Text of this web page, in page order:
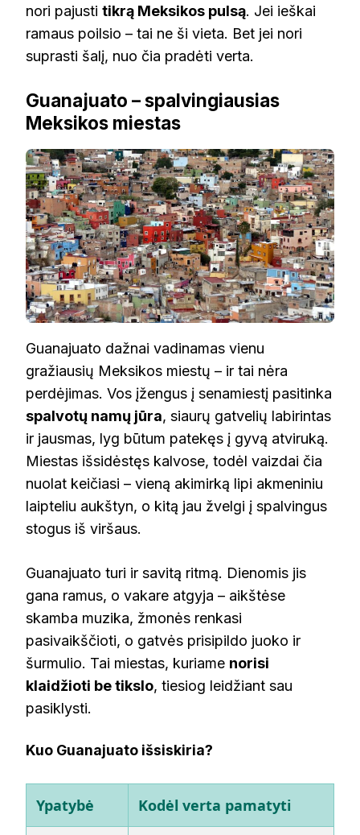
nori pajusti tikrą Meksikos pulsą. Jei ieškai
ramaus poilsio – tai ne ši vieta. Bet jei nori
suprasti šalį, nuo čia pradėti verta.
Guanajuato – spalvingiausias
Meksikos miestas
Guanajuato dažnai vadinamas vienu
gražiausių Meksikos miestų – ir tai nėra
perdėjimas. Vos įžengus į senamiestį pasitinka
spalvotų namų jūra, siaurų gatvelių labirintas
ir jausmas, lyg būtum patekęs į gyvą atviruką.
Miestas išsidėstęs kalvose, todėl vaizdai čia
nuolat keičiasi – vieną akimirką lipi akmeniniu
laipteliu aukštyn, o kitą jau žvelgi į spalvingus
stogus iš viršaus.
Guanajuato turi ir savitą ritmą. Dienomis jis
gana ramus, o vakare atgyja – aikštėse
skamba muzika, žmonės renkasi
pasivaikščioti, o gatvės prisipildo juoko ir
šurmulio. Tai miestas, kuriame norisi
klaidžioti be tikslo, tiesiog leidžiant sau
pasiklysti.
Kuo Guanajuato išsiskiria?
Ypatybė Kodėl verta pamatyti